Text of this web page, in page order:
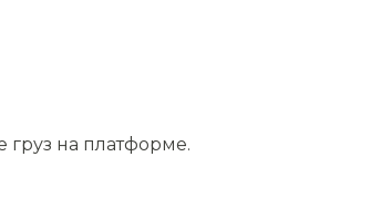
груз на платформе.